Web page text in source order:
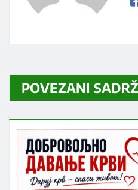
POVEZANI